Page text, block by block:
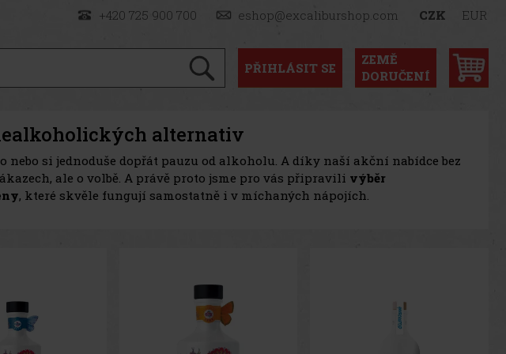
+420 725 900 700 eshop@excaliburshop.com CZK EUR
PŘIHLÁSIT SE
ZEMĚ
DORUČENÍ
alternativ
nebo si jednoduše dopřát pauzu od alkoholu. A díky naší akční nabídce bez
ale o volbě. A právě proto jsme pro vás připravili výběr
, které skvěle fungují samostatně i v míchaných nápojích.